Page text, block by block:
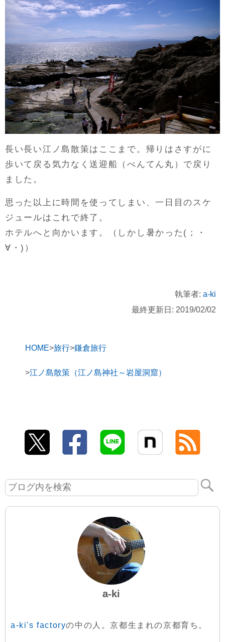
長い長い江ノ島散策はここまで。帰りはさすがに
歩いて戻る気力なく送迎船（べんてん丸）で戻り
ました。
思った以上に時間を使ってしまい、一日目のスケ
ジュールはこれで終了。
ホテルへと向かいます。（しかし暑かった(；・
∀・)）
執筆者: a-ki
最終更新日: 2019/02/02
HOME 旅行 鎌倉旅行
江ノ島散策（江ノ島神社～岩屋洞窟）
a-ki
a-ki's factoryの中の人。京都生まれの京都育ち。